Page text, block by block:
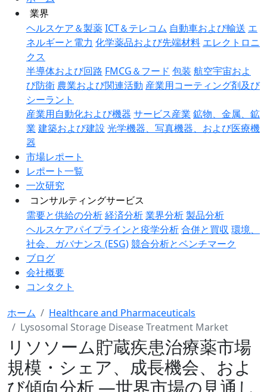
業界
ヘルスケア＆製薬ICT＆テレコム 自動車および輸送 エ
ネルギーと電力 化学薬品および先端材料 エレクトロニ
クス
半導体および回路 FMCG＆フード 包装 航空宇宙およ
び防衛 農業および関連活動 産業用コーティング剤及び
シーラント
産業用自動化および機器 サービス産業 鉱物、金属、鉱
業 建築および建設 光学機器、写真機器、および医療機
器
市場レポート
レポート一覧
一次研究
コンサルティングサービス
需要と供給の分析経済分析業界分析製品分析
ヘルスケアパイプラインと疫学分析合併と買収 環境、
社会、ガバナンス (ESG)競合分析とベンチマーク
ブログ
会社概要
コンタクト
ホーム
Healthcare and Pharmaceuticals
Lysosomal Storage Disease Treatment Market
リソソーム貯蔵疾患治療薬市場
規模・シェア、成長機会、およ
び傾向分析 ―世界市場の見通し